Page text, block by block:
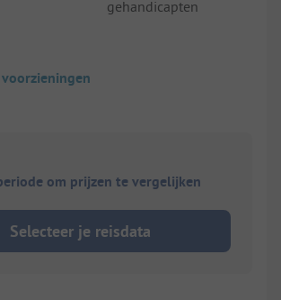
gehandicapten
om prijzen te vergelijken
Selecteer je reisdata